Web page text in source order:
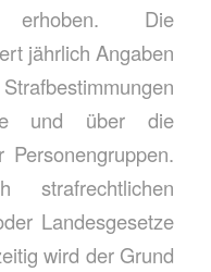
Die
jährlich Angaben
und über die
Personengruppen.
Landesgesetze
wird der Grund